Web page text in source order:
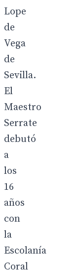
Lope
de
Vega
de
Sevilla.
El
Maestro
Serrate
debutó
a
los
16
años
con
la
Escolanía
Coral